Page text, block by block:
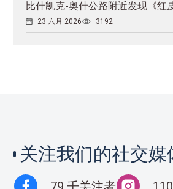
比什凯克-奥什公路附近发现《红
23 六月 2026 3192
关注我们的社交媒